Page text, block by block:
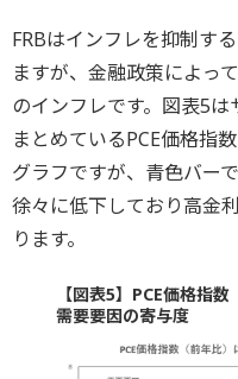
FRBはインフレを抑制す
ますが、金融政策によっ
のインフレです。図表5
まとめているPCE価格指
グラフですが、青色バー
徐々に低下しており高金
ります。
【図表5】PCE価格指
需要要因の寄与度